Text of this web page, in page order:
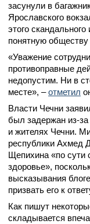
засунули в
Ярославского
этого
понятную обществу
«Уважение
противоправные
недопустим. Ни в
месте», –отметил
Власти Чечни
был задержан из-
и жителях Чечни.
республики Ахмед
Щепихина «по сути
здоровье»,
высказывания
призвать его к
Как пишут
складывается